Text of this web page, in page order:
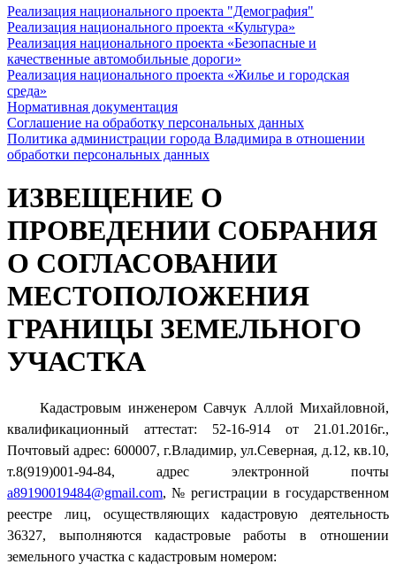
Реализация национального проекта "Демография"
Реализация национального проекта «Культура»
Реализация национального проекта «Безопасные и
качественные автомобильные дороги»
Реализация национального проекта «Жилье и городская
среда»
Нормативная документация
Соглашение на обработку персональных данных
Политика администрации города Владимира в отношении
обработки персональных данных
ИЗВЕЩЕНИЕ О
ПРОВЕДЕНИИ СОБРАНИЯ
О СОГЛАСОВАНИИ
МЕСТОПОЛОЖЕНИЯ
ГРАНИЦЫ ЗЕМЕЛЬНОГО
УЧАСТКА
Кадастровым инженером Савчук Аллой Михайловной,
квалификационный аттестат: 52-16-914 от 21.01.2016г.,
Почтовый адрес: 600007, г.Владимир, ул.Северная, д.12, кв.10,
т.8(919)001-94-84, адрес электронной почты
a89190019484@gmail.com, № регистрации в государственном
реестре лиц, осуществляющих кадастровую деятельность
36327, выполняются кадастровые работы в отношении
земельного участка с кадастровым номером: